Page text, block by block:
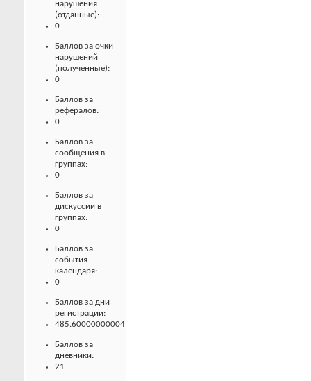
нарушения
(отданные):
0
Баллов за очки
нарушений
(полученные):
0
Баллов за
рефералов:
0
Баллов за
сообщения в
группах:
0
Баллов за
дискуссии в
группах:
0
Баллов за
события
календаря:
0
Баллов за дни
регистрации:
485.60000000004
Баллов за
дневники:
21